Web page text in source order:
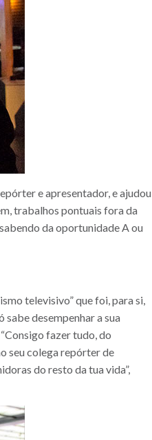
e apresentador, e ajudou
trabalhos pontuais fora da
da oportunidade A ou
televisivo” que foi, para si,
sabe desempenhar a sua
fazer tudo, do
seu colega repórter de
do resto da tua vida”,